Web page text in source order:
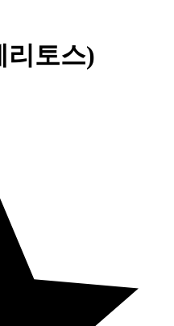
리토스)